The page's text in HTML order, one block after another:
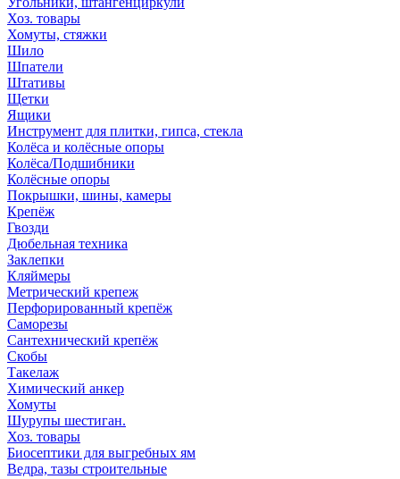
Хоз. товары
Хомуты, стяжки
Шило
Шпатели
Штативы
Щетки
Ящики
Инструмент для плитки, гипса, стекла
Колёса и колёсные опоры
Колёса/Подшибники
Колёсные опоры
Покрышки, шины, камеры
Крепёж
Гвозди
Дюбельная техника
Заклепки
Кляймеры
Метрический крепеж
Перфорированный крепёж
Саморезы
Сантехнический крепёж
Скобы
Такелаж
Химический анкер
Хомуты
Шурупы шестиган.
Хоз. товары
Биосептики для выгребных ям
Ведра, тазы строительные